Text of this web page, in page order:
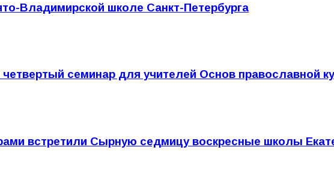
Владимирской школе Санкт-Петербурга
семинар для учителей Основ православной
встретили Сырную седмицу воскресные школы